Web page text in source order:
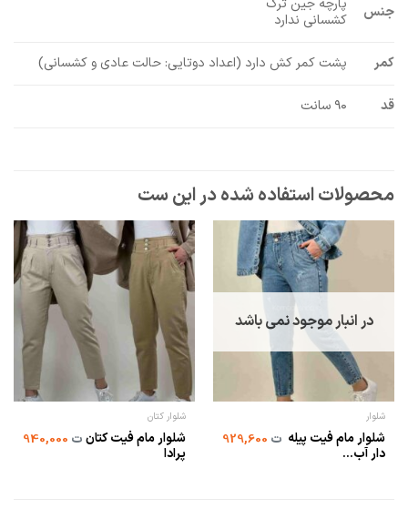
جنس
پارچه جین ترک
کشسانی ندارد
کمر پشت کمر کش دارد (اعداد دوتایی: حالت عادی و کشسانی)
قد ۹۰ سانت
در انبار موجود نمی باشد
شلوار
شلوار مام فیت پیله
دار آب...
ت929,600
شلوار کتان
شلوار مام فیت کتان
پرادا
ت940,000